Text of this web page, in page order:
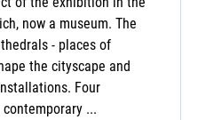
now a museum. The
- places of
the cityscape and
Four
...